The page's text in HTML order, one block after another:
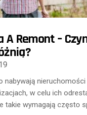
A Remont –
nabywają nieruchomości
w celu ich
takie wymagają często